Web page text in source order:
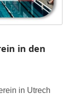
in den
in Utrech